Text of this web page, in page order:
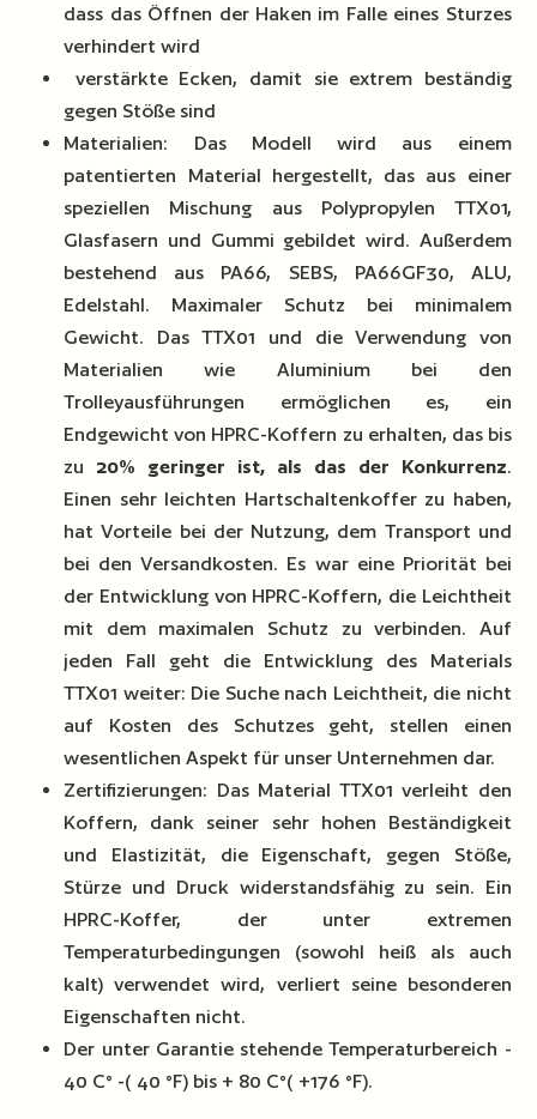
dass das Öffnen der Haken im Falle eines Sturzes
verhindert wird
verstärkte Ecken, damit sie extrem beständig
gegen Stöße sind
Materialien: Das Modell wird aus einem
patentierten Material hergestellt, das aus einer
speziellen Mischung aus Polypropylen TTX01,
Glasfasern und Gummi gebildet wird. Außerdem
bestehend aus PA66, SEBS, PA66GF30, ALU,
Edelstahl. Maximaler Schutz bei minimalem
Gewicht. Das TTX01 und die Verwendung von
Materialien wie Aluminium bei den
Trolleyausführungen ermöglichen es, ein
Endgewicht von HPRC-Koffern zu erhalten, das bis
zu 20% geringer ist, als das der Konkurrenz.
Einen sehr leichten Hartschaltenkoffer zu haben,
hat Vorteile bei der Nutzung, dem Transport und
bei den Versandkosten. Es war eine Priorität bei
der Entwicklung von HPRC-Koffern, die Leichtheit
mit dem maximalen Schutz zu verbinden. Auf
jeden Fall geht die Entwicklung des Materials
TTX01 weiter: Die Suche nach Leichtheit, die nicht
auf Kosten des Schutzes geht, stellen einen
wesentlichen Aspekt für unser Unternehmen dar.
Zertifizierungen: Das Material TTX01 verleiht den
Koffern, dank seiner sehr hohen Beständigkeit
und Elastizität, die Eigenschaft, gegen Stöße,
Stürze und Druck widerstandsfähig zu sein. Ein
HPRC-Koffer, der unter extremen
Temperaturbedingungen (sowohl heiß als auch
kalt) verwendet wird, verliert seine besonderen
Eigenschaften nicht.
Der unter Garantie stehende Temperaturbereich -
40 C° -( 40 °F) bis + 80 C°( +176 °F).